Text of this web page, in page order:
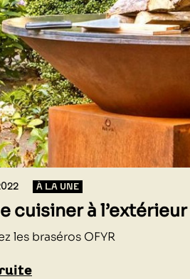
À LA UNE
cuisiner à l’extérieur
les braséros OFYR